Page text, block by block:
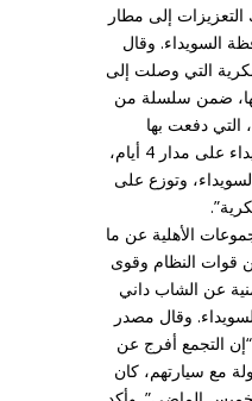
إلى مطار
السويداء. وقال
التي وصلت إلى
ضمن سلسلة من
التي دفعت بها
السلطات إلى محافظة السويداء على مدار 4 أيام،
وتوزع على
الأهلية عن ما
قوات النظام وقوى
عن الشاب داني
وقال مصدر
التجمع أفرج عن
مع سيارتهم، كان